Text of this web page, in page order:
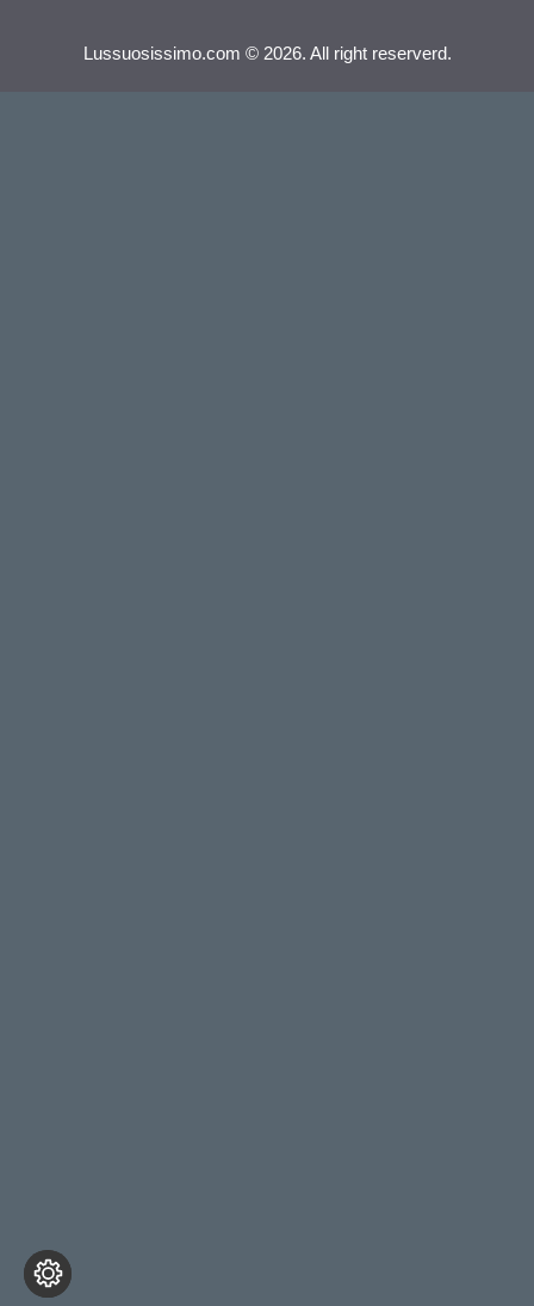
Lussuosissimo.com © 2026. All right reserverd.